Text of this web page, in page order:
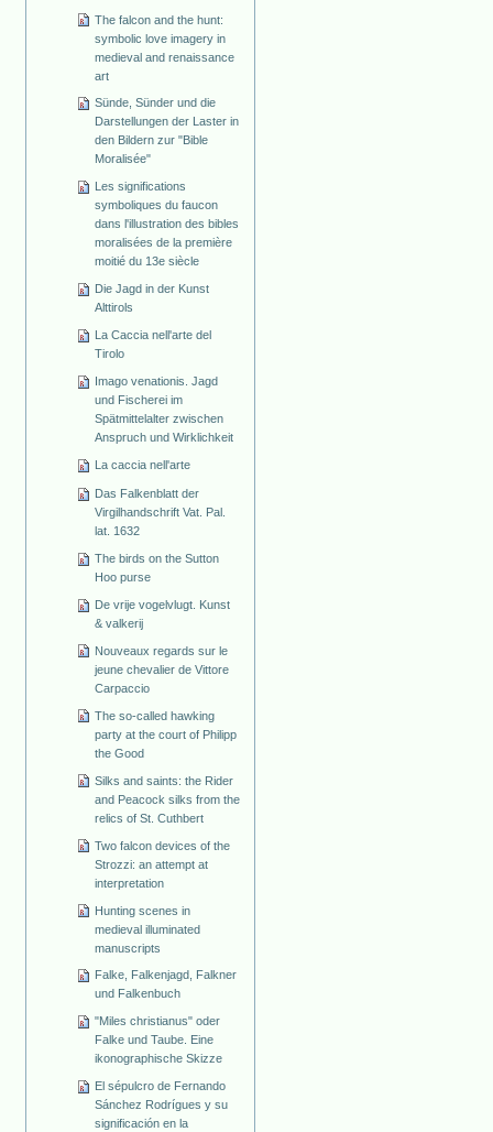
The falcon and the hunt:
symbolic love imagery in
medieval and renaissance
art
Sünde, Sünder und die
Darstellungen der Laster in
den Bildern zur "Bible
Moralisée"
Les significations
symboliques du faucon
dans l'illustration des bibles
moralisées de la première
moitié du 13e siècle
Die Jagd in der Kunst
Alttirols
La Caccia nell'arte del
Tirolo
Imago venationis. Jagd
und Fischerei im
Spätmittelalter zwischen
Anspruch und Wirklichkeit
La caccia nell'arte
Das Falkenblatt der
Virgilhandschrift Vat. Pal.
lat. 1632
The birds on the Sutton
Hoo purse
De vrije vogelvlugt. Kunst
& valkerij
Nouveaux regards sur le
jeune chevalier de Vittore
Carpaccio
The so-called hawking
party at the court of Philipp
the Good
Silks and saints: the Rider
and Peacock silks from the
relics of St. Cuthbert
Two falcon devices of the
Strozzi: an attempt at
interpretation
Hunting scenes in
medieval illuminated
manuscripts
Falke, Falkenjagd, Falkner
und Falkenbuch
"Miles christianus" oder
Falke und Taube. Eine
ikonographische Skizze
El sépulcro de Fernando
Sánchez Rodrígues y su
significación en la